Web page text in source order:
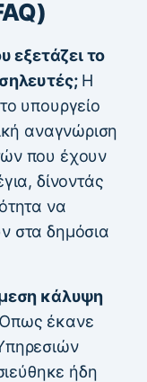
εξετάζει το
Η
υπουργείο
αναγνώριση
που έχουν
δίνοντάς
να
στα δημόσια
κάλυψη
έκανε
ήδη